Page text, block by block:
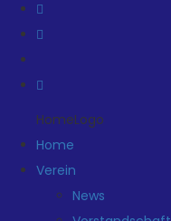
HomeLogo
Home
Verein
News